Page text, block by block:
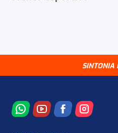
SINTONIA